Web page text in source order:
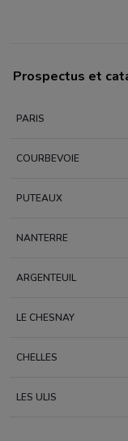
Prospectus et
PARIS
COURBEVOIE
PUTEAUX
NANTERRE
ARGENTEUIL
LE CHESNAY
CHELLES
LES ULIS